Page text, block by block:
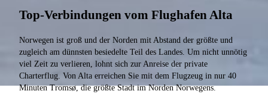
Top-Verbindungen vom Flughafen Alta
Norwegen ist groß und der Norden mit Abstand der größte und
zugleich am dünnsten besiedelte Teil des Landes. Um nicht unnötig
viel Zeit zu verlieren, lohnt sich zur Anreise der private
Charterflug. Von Alta erreichen Sie mit dem Flugzeug in nur 40
Minuten Tromsø, die größte Stadt im Norden Norwegens.